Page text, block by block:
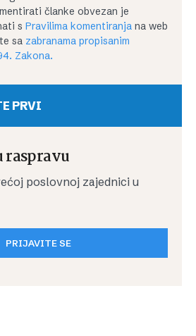
članke obvezan je
s Pravilima komentiranja na web
sa zabranama propisanim
Zakona.
PRVI
raspravu
poslovnoj zajednici u
PRIJAVITE SE